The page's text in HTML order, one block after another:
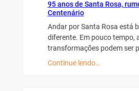
95 anos de Santa Rosa,
Centenário
Andar por Santa Rosa está
diferente. Em pouco tempo,
transformações podem ser
Continue lendo…